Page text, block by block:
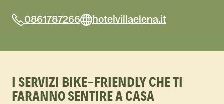
0861787266 hotelvillaelena.it
I SERVIZI BIKE-FRIENDLY CHE TI
FARANNO SENTIRE A CASA